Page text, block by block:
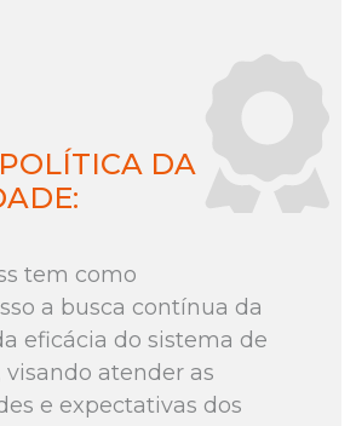
DA
tem como
a busca contínua da
eficácia do sistema de
atender as
e expectativas dos